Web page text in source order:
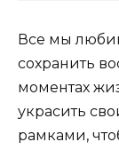
Все мы
сохранить
моментах
украсить
рамками,